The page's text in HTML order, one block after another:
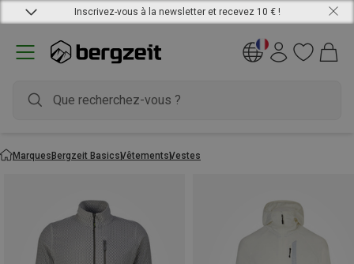
Inscrivez-vous à la newsletter et recevez 10 € !
MarquesBergzeit BasicsVêtementsVestes